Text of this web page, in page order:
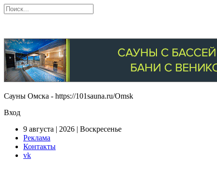
Сауны Омска - https://101sauna.ru/Omsk
Вход
9 августа | 2026 | Воскресенье
Реклама
Контакты
vk